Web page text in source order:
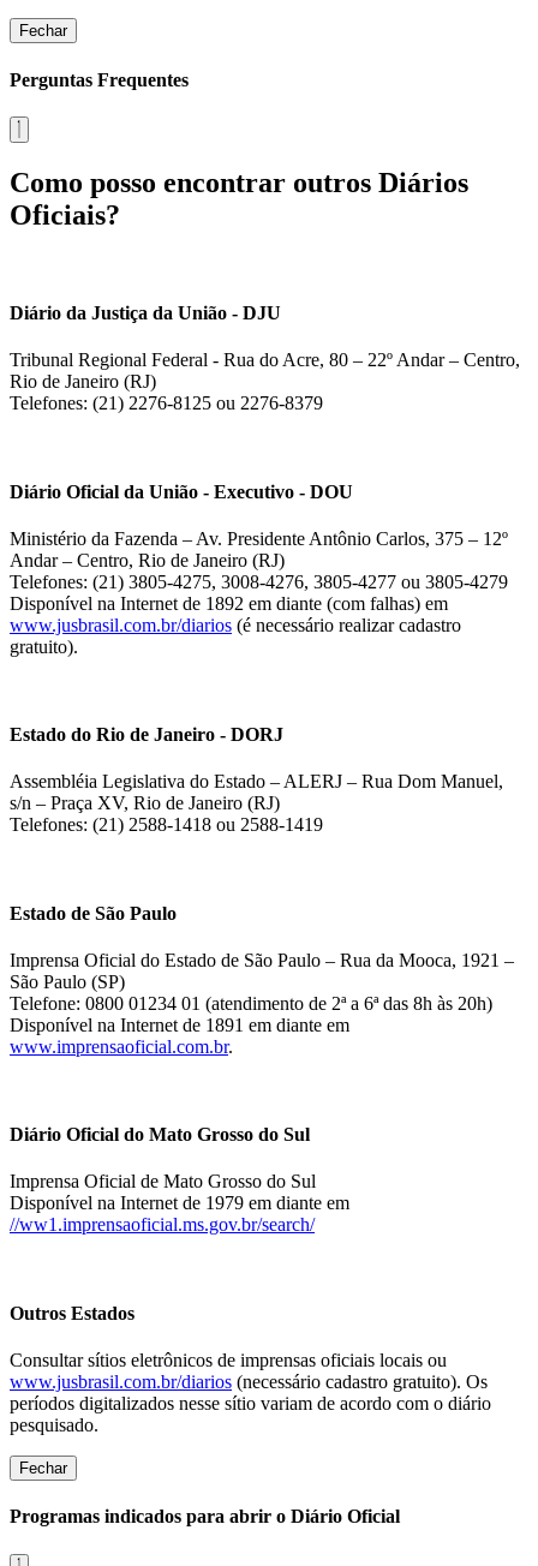
Fechar
Perguntas Frequentes
Como posso encontrar outros Diários
Oficiais?
Diário da Justiça da União - DJU
Tribunal Regional Federal - Rua do Acre, 80 – 22º Andar – Centro,
Rio de Janeiro (RJ)
Telefones: (21) 2276-8125 ou 2276-8379
Diário Oficial da União - Executivo - DOU
Ministério da Fazenda – Av. Presidente Antônio Carlos, 375 – 12º
Andar – Centro, Rio de Janeiro (RJ)
Telefones: (21) 3805-4275, 3008-4276, 3805-4277 ou 3805-4279
Disponível na Internet de 1892 em diante (com falhas) em
www.jusbrasil.com.br/diarios (é necessário realizar cadastro
gratuito).
Estado do Rio de Janeiro - DORJ
Assembléia Legislativa do Estado – ALERJ – Rua Dom Manuel,
s/n – Praça XV, Rio de Janeiro (RJ)
Telefones: (21) 2588-1418 ou 2588-1419
Estado de São Paulo
Imprensa Oficial do Estado de São Paulo – Rua da Mooca, 1921 –
São Paulo (SP)
Telefone: 0800 01234 01 (atendimento de 2ª a 6ª das 8h às 20h)
Disponível na Internet de 1891 em diante em
www.imprensaoficial.com.br.
Diário Oficial do Mato Grosso do Sul
Imprensa Oficial de Mato Grosso do Sul
Disponível na Internet de 1979 em diante em
//ww1.imprensaoficial.ms.gov.br/search/
Outros Estados
Consultar sítios eletrônicos de imprensas oficiais locais ou
www.jusbrasil.com.br/diarios (necessário cadastro gratuito). Os
períodos digitalizados nesse sítio variam de acordo com o diário
pesquisado.
Fechar
Programas indicados para abrir o Diário Oficial